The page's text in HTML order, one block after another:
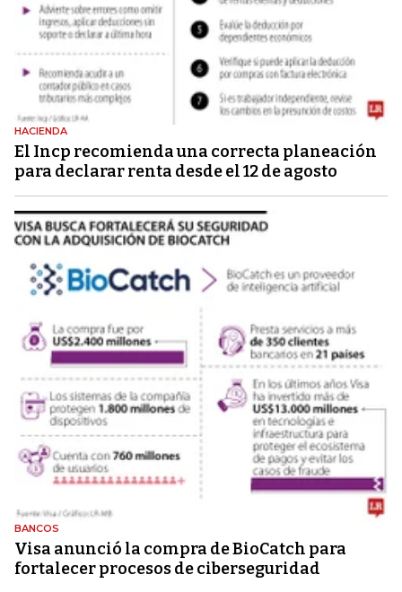
HACIENDA
El Incp recomienda una correcta planeación
para declarar renta desde el 12 de agosto
BANCOS
Visa anunció la compra de BioCatch para
fortalecer procesos de ciberseguridad